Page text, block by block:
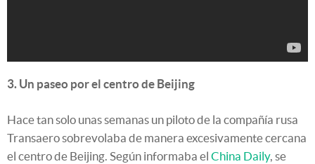
3. Un paseo por el centro de Beijing
Hace tan solo unas semanas un piloto de la compañía rusa
Transaero sobrevolaba de manera excesivamente cercana
el centro de Beijing. Según informaba el China Daily, se